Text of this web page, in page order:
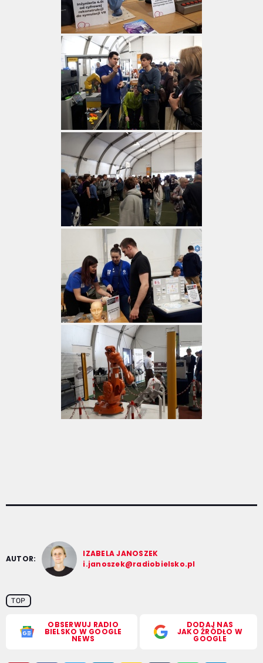
AUTOR:
IZABELA JANOSZEK
i.janoszek@radiobielsko.pl
TOP
OBSERWUJ RADIO
BIELSKO W GOOGLE
NEWS
DODAJ NAS
JAKO ŹRÓDŁO W
GOOGLE